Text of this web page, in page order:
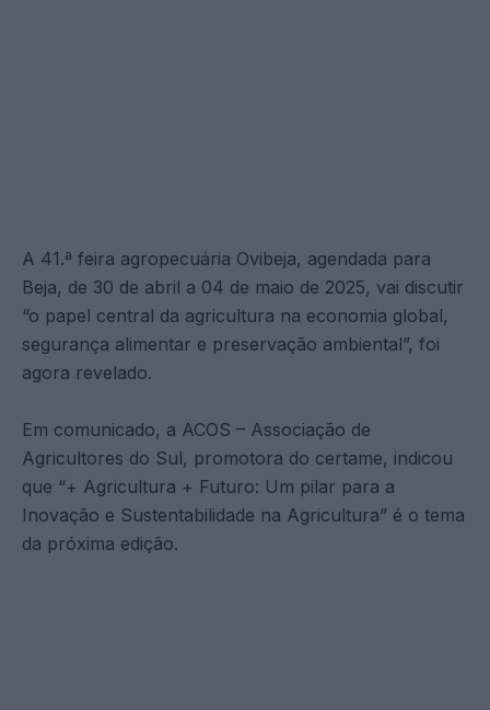
A 41.ª feira agropecuária Ovibeja, agendada para
Beja, de 30 de abril a 04 de maio de 2025, vai discutir
“o papel central da agricultura na economia global,
segurança alimentar e preservação ambiental”, foi
agora revelado.
Em comunicado, a ACOS – Associação de
Agricultores do Sul, promotora do certame, indicou
que “+ Agricultura + Futuro: Um pilar para a
Inovação e Sustentabilidade na Agricultura” é o tema
da próxima edição.